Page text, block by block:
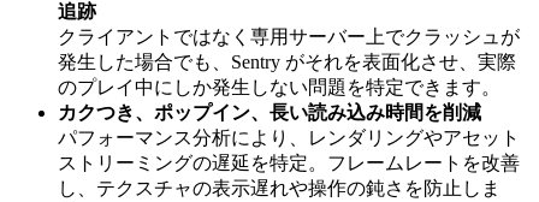
追跡
クライアントではなく専用サーバー上でクラッシュが
発生した場合でも、Sentry がそれを表面化させ、実際
のプレイ中にしか発生しない問題を特定できます。
カクつき、ポップイン、長い読み込み時間を削減
パフォーマンス分析により、レンダリングやアセット
ストリーミングの遅延を特定。フレームレートを改善
し、テクスチャの表示遅れや操作の鈍さを防止しま